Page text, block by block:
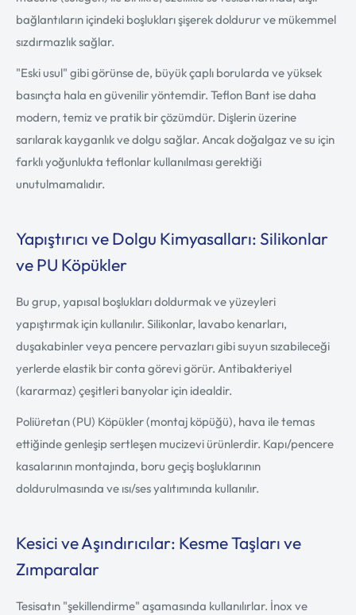
bağlantıların içindeki boşlukları şişerek doldurur ve mükemmel
sızdırmazlık sağlar.
"Eski usul" gibi görünse de, büyük çaplı borularda ve yüksek
basınçta hala en güvenilir yöntemdir. Teflon Bant ise daha
modern, temiz ve pratik bir çözümdür. Dişlerin üzerine
sarılarak kayganlık ve dolgu sağlar. Ancak doğalgaz ve su için
farklı yoğunlukta teflonlar kullanılması gerektiği
unutulmamalıdır.
Yapıştırıcı ve Dolgu Kimyasalları: Silikonlar
ve PU Köpükler
Bu grup, yapısal boşlukları doldurmak ve yüzeyleri
yapıştırmak için kullanılır. Silikonlar, lavabo kenarları,
duşakabinler veya pencere pervazları gibi suyun sızabileceği
yerlerde elastik bir conta görevi görür. Antibakteriyel
(kararmaz) çeşitleri banyolar için idealdir.
Poliüretan (PU) Köpükler (montaj köpüğü), hava ile temas
ettiğinde genleşip sertleşen mucizevi ürünlerdir. Kapı/pencere
kasalarının montajında, boru geçiş boşluklarının
doldurulmasında ve ısı/ses yalıtımında kullanılır.
Kesici ve Aşındırıcılar: Kesme Taşları ve
Zımparalar
Tesisatın "şekillendirme" aşamasında kullanılırlar. İnox ve